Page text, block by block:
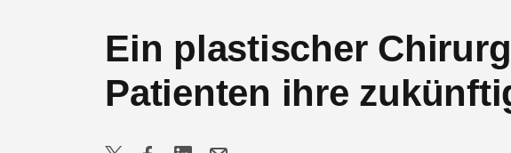
Ein plastischer
Patienten ihre